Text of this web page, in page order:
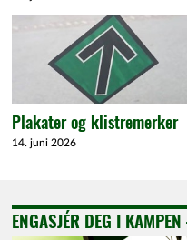
Plakater og klistremerker
14. juni 2026
ENGASJÉR DEG I